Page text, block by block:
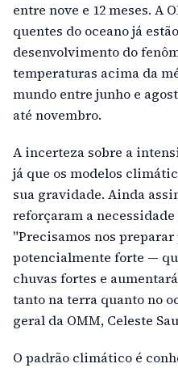
entre nove e 12 meses. A
quentes do oceano já
desenvolvimento do
temperaturas acima da
mundo entre junho e
até novembro.
A incerteza sobre a
já que os modelos
sua gravidade. Ainda
reforçaram a
"Precisamos nos
potencialmente forte —
chuvas fortes e
tanto na terra quanto no
geral da OMM, Celeste
O padrão climático é